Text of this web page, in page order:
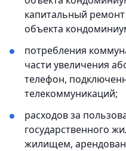
капитальный
объекта
потребления
части увеличения
телефон,
телекоммуникаций;
расходов за
государственного
жилищем,